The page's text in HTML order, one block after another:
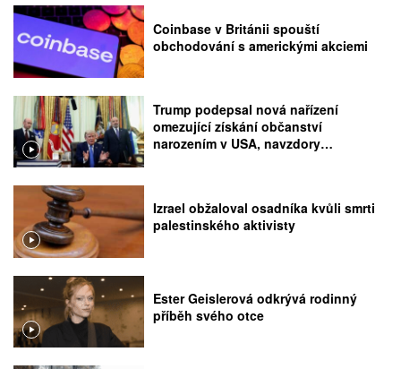
Coinbase v Británii spouští
obchodování s americkými akciemi
Trump podepsal nová nařízení
omezující získání občanství
narozením v USA, navzdory
Izrael obžaloval osadníka kvůli smrti
palestinského aktivisty
Ester Geislerová odkrývá rodinný
příběh svého otce